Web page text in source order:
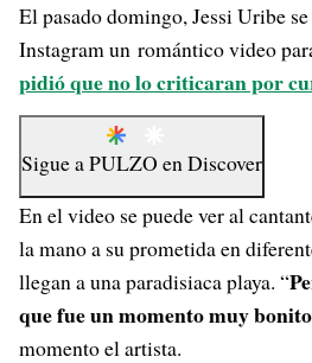
El pasado domingo, Jessi Uribe
Instagram un romántico video
pidió que no lo criticaran por
Sigue aPULZO enDiscover
En el video se puede ver al
la mano a su prometida en
llegan a una paradisiaca playa. “
que fue un momento muy bonito
momento el artista.